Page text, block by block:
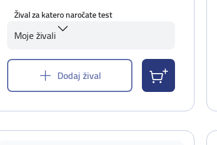
Žival za katero naročate test
Moje živali
Dodaj žival